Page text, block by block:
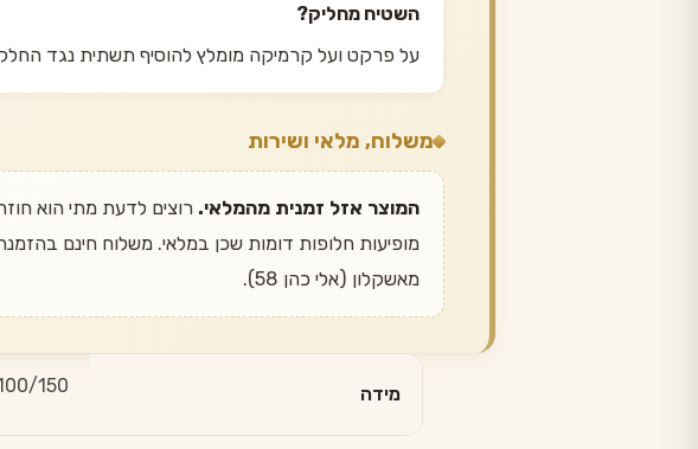
השטיח מחליק?
על פרקט ועל קרמיקה מומלץ להוסיף תשתית נגד
משלוח, מלאי ושירות
המוצר אזל זמנית מהמלאי.
מאשקלון (אלי כהן 58).
מידה 150, 60/120